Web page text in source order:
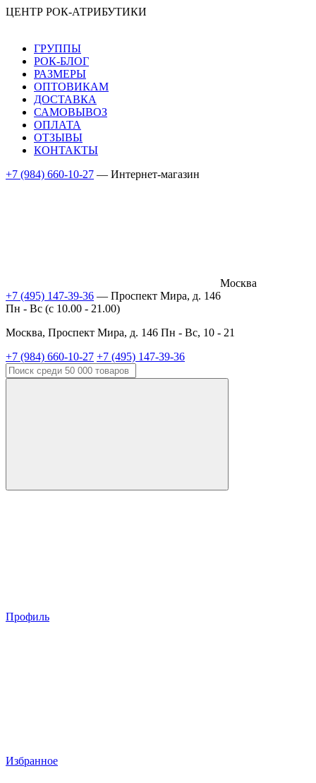
ЦЕНТР РОК-АТРИБУТИКИ
ГРУППЫ
РОК-БЛОГ
РАЗМЕРЫ
ОПТОВИКАМ
ДОСТАВКА
САМОВЫВОЗ
ОПЛАТА
ОТЗЫВЫ
КОНТАКТЫ
+7 (984) 660-10-27 — Интернет-магазин
Москва
+7 (495) 147-39-36 — Проспект Мира, д. 146
Пн - Вс (c 10.00 - 21.00)
Москва, Проспект Мира, д. 146 Пн - Вс, 10 - 21
+7 (984) 660-10-27 +7 (495) 147-39-36
Профиль
Избранное